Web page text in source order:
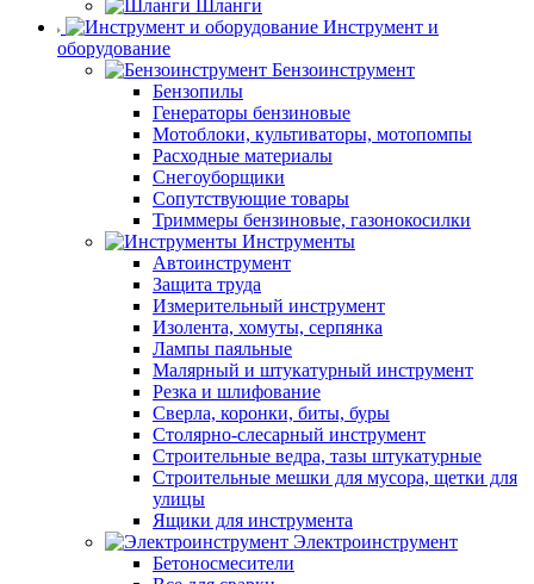
Шланги
Инструмент и
оборудование
Бензоинструмент
Бензопилы
Генераторы бензиновые
Мотоблоки, культиваторы, мотопомпы
Расходные материалы
Снегоуборщики
Сопутствующие товары
Триммеры бензиновые, газонокосилки
Инструменты
Автоинструмент
Защита труда
Измерительный инструмент
Изолента, хомуты, серпянка
Лампы паяльные
Малярный и штукатурный инструмент
Резка и шлифование
Сверла, коронки, биты, буры
Столярно-слесарный инструмент
Строительные ведра, тазы штукатурные
Строительные мешки для мусора, щетки для
улицы
Ящики для инструмента
Электроинструмент
Бетоносмесители